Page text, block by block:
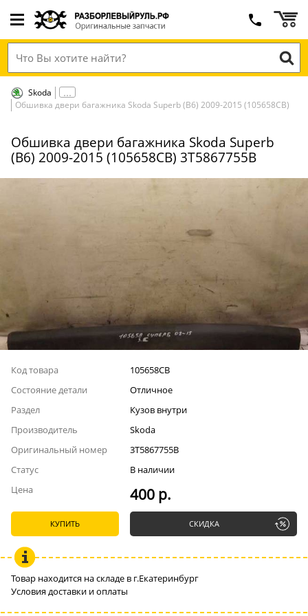
Skoda
Обшивка двери багажника Skoda Superb (B6) 2009-2015 (105658СВ)
Обшивка двери багажника Skoda Superb
(B6) 2009-2015 (105658СВ) 3T5867755B
Код товара
105658СВ
Состояние детали
Отличное
Раздел
Кузов внутри
Производитель
Skoda
Оригинальный номер
3T5867755B
Статус
В наличии
Цена
400 р.
КУПИТЬ СКИДКА
Товар находится на складе в г.Екатеринбург
Условия доставки и оплаты